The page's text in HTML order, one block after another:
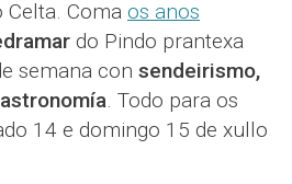
Celta. Coma os anos
do Pindo prantexa
semana con sendeirismo,
. Todo para os
14 e domingo 15 de xullo